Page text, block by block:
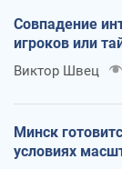
Совпадение
игроков или
Виктор Швец
Минск
условиях